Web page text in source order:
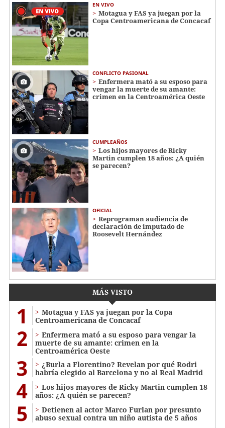
EN VIVO
Motagua y FAS ya juegan por la
Copa Centroamericana de Concacaf
CONFLICTO PASIONAL
Enfermera mató a su esposo para
vengar la muerte de su amante:
crimen en la Centroamérica Oeste
CUMPLEAÑOS
Los hijos mayores de Ricky
Martin cumplen 18 años: ¿A quién
se parecen?
OFICIAL
Reprograman audiencia de
declaración de imputado de
Roosevelt Hernández
MÁS VISTO
1
Motagua y FAS ya juegan por la Copa
Centroamericana de Concacaf
2
Enfermera mató a su esposo para vengar la
muerte de su amante: crimen en la
Centroamérica Oeste
3
¿Burla a Florentino? Revelan por qué Rodri
habría elegido al Barcelona y no al Real Madrid
4
Los hijos mayores de Ricky Martin cumplen 18
años: ¿A quién se parecen?
5
Detienen al actor Marco Furlan por presunto
abuso sexual contra un niño autista de 5 años